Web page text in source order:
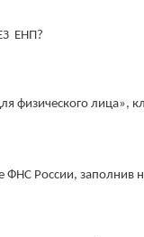
ЕНП?
физического лица»,
ФНС России,